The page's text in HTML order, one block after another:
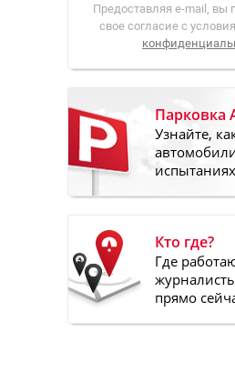
Предоставляя e-mail, вы
свое согласие с
Парковка
Узнайте,
испытаниях
Кто где?
Где
прямо